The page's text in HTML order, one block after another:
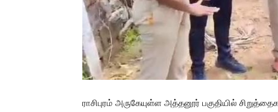
ராசிபுரம் அருகேயுள்ள அத்தனூர் பகுதியில்